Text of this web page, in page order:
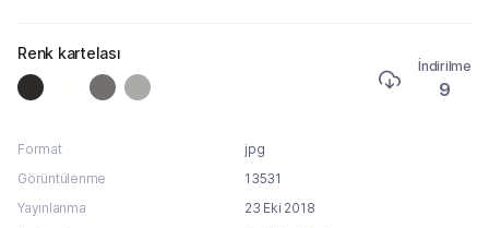
Renk kartelası
İndirilme
9
Format
jpg
Görüntülenme
13531
Yayınlanma
23 Eki 2018